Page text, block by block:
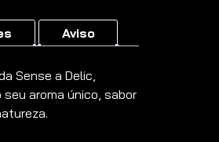
Aviso
Sense a Delic,
aroma único, sabor